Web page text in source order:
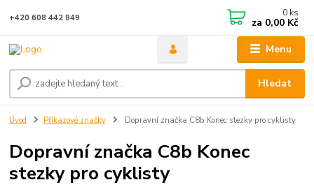
Menu
Hledat
+420 608 442 849 0 ks
za 0,00 Kč
Úvod Příkazové značky Dopravní značka C8b Konec stezky pro cyklisty
Dopravní značka C8b Konec
stezky pro cyklisty